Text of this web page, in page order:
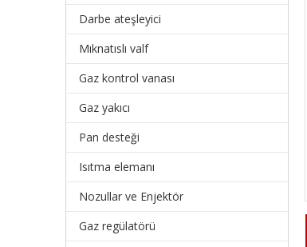
Darbe ateşleyici
Mıknatıslı valf
Gaz kontrol vanası
Gaz yakıcı
Pan desteği
Isıtma elemanı
Nozullar ve Enjektör
Gaz regülatörü